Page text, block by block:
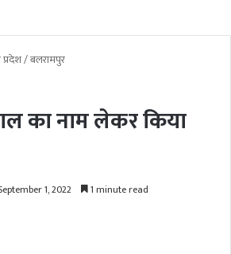
प्रदेश/बलरामपुर
का नाम लेकर किया
1, 2022 1 minute read